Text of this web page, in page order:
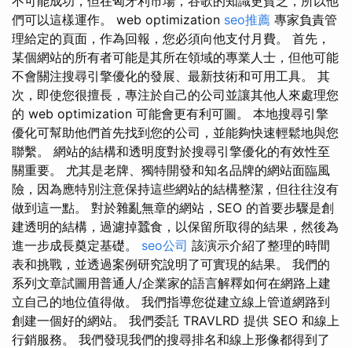
們可以這樣運作。 web optimization seo推薦 專家負責管
理給定的頁面，作為回報，您必須向他支付月費。 首先，
某個網站的所有者可能是其所在領域的專業人士，但他可能
不會關注搜尋引擎優化的發展、最​​新技術和可用工具。 其
次，即使您很擅長，專注於自己的公司並讓其他人來處理您
的 web optimization 可能會更有利可圖。 本地搜尋引擎
優化可幫助他們首先找到您的公司，並能夠快速輕鬆地與您
聯繫。 網站的結構和透明度對於搜尋引擎優化的有效性至
關重要。 尤其是老牌、獨特開發和知名品牌的網站面臨風
險，因為應特別注意保持這些網站的結構整潔，但往往沒有
做到這一點。 對於雜亂無章的網站，SEO 的首要步驟是創
建透明的結構，過濾掉蠶食，以保留所取得的結果，然後為
進一步成長奠定基礎。 seo公司 該演示介紹了整理的時間
表和挑戰，並透過案例研究說明了可實現的結果。 我們的
系列文章試圖用普通人/企業家的語言解釋如何在網路上建
立自己的地位值得做。 我們指導您從建立線上管道網路到
創建一個好的網站。 我們委託 TRAVLRD 提供 SEO 和線上
行銷服務。 我們發現我們的搜尋排名和線上形像都得到了